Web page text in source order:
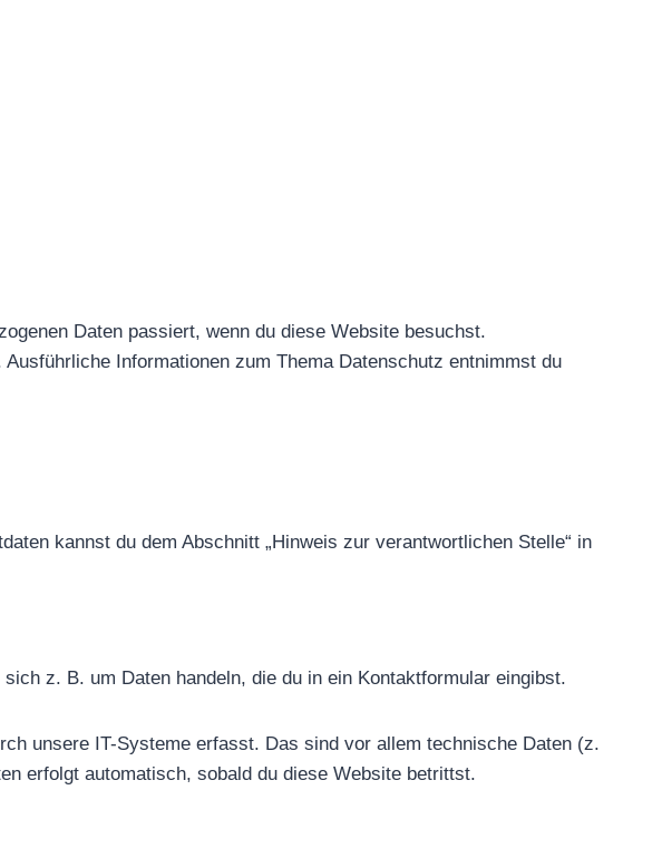
Daten passiert, wenn du diese Website besuchst.
Informationen zum Thema Datenschutz entnimmst du
kannst du dem Abschnitt „Hinweis zur verantwortlichen Stelle“ in
z. B. um Daten handeln, die du in ein Kontaktformular eingibst.
unsere IT-Systeme erfasst. Das sind vor allem technische Daten (z.
erfolgt automatisch, sobald du diese Website betrittst.